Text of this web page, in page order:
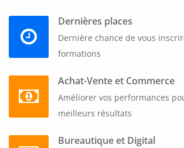
évolutions législatives, des
recommandations des instances
des bonnes pratiques. Cette veille
d'être à jour sur les nouvelles
En conclusion, la formation sur le
apports de la loi ALUR sur la vente d'un
est essentielle pour les professionnels de
Dernières places
Dernière chance de vous
formations
Achat-Vente et Commerce
Améliorer vos performances
meilleurs résultats
Bureautique et Digital